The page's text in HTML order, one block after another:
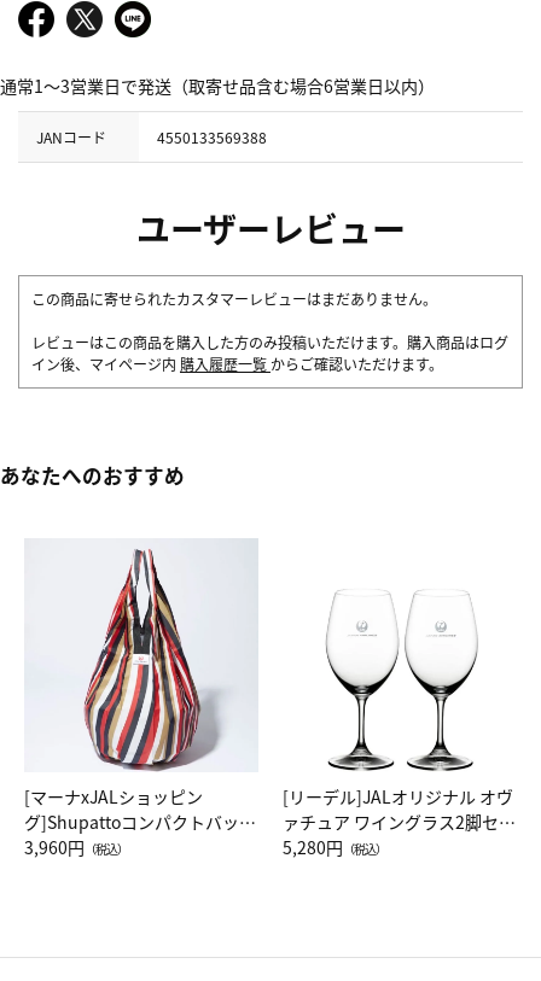
通常1～3営業日で発送（取寄せ品含む場合6営業日以内）
JANコード 4550133569388
ユーザーレビュー
この商品に寄せられたカスタマーレビューはまだありません。
レビューはこの商品を購入した方のみ投稿いただけます。購入商品はログ
イン後、マイページ内 購入履歴一覧 からご確認いただけます。
あなたへのおすすめ
[マーナxJALショッピン
グ]Shupattoコンパクトバッグ
Drop JAL客室乗務員（LC）ス
3,960円 （税込）
[リーデル]JALオリジナル オヴ
ァチュア ワイングラス2脚セッ
ト（レッドワイン）
5,280円 （税込）